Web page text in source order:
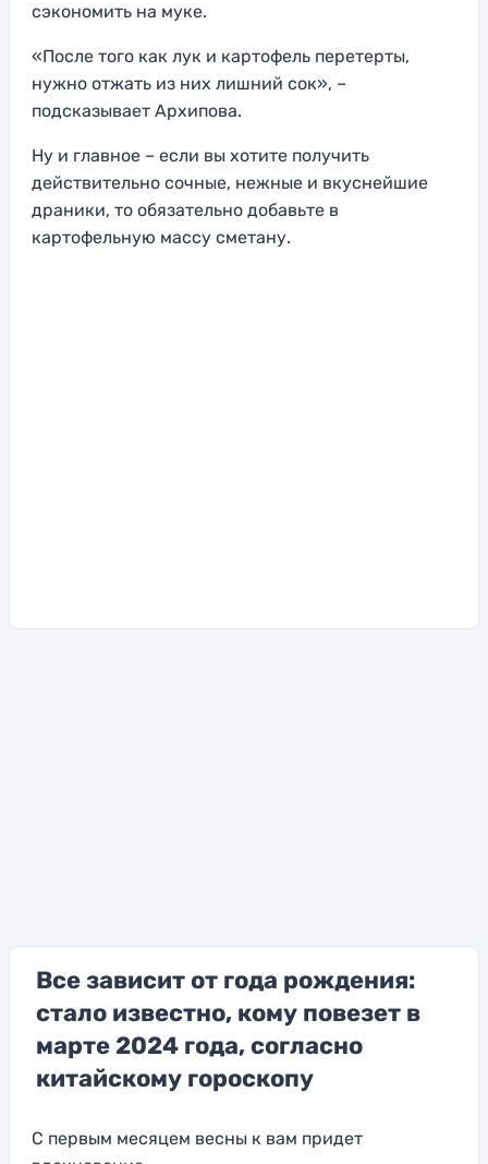
сэкономить на муке.
«После того как лук и картофель перетерты,
нужно отжать из них лишний сок», –
подсказывает Архипова.
Ну и главное – если вы хотите получить
действительно сочные, нежные и вкуснейшие
драники, то обязательно добавьте в
картофельную массу сметану.
Все зависит от года рождения:
стало известно, кому повезет в
марте 2024 года, согласно
китайскому гороскопу
С первым месяцем весны к вам придет